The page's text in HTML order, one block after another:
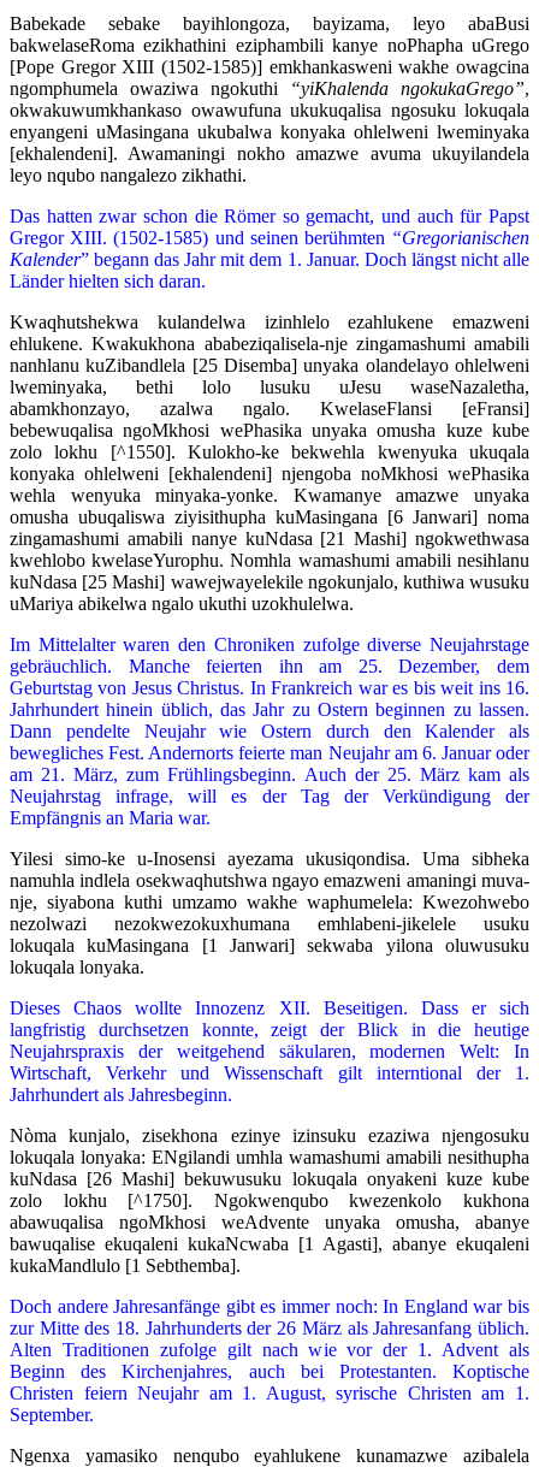
Babekade sebake bayihlongoza, bayizama, leyo abaBusi
bakwelaseRoma ezikhathini eziphambili kanye noPhapha uGrego
[Pope Gregor XIII (1502-1585)] emkhankasweni wakhe owagcina
ngomphumela owaziwa ngokuthi
“yiKhalenda ngokukaGrego”,
okwakuwumkhankaso owawufuna ukukuqalisa ngosuku lokuqala
enyangeni uMasingana ukubalwa konyaka ohlelweni lweminyaka
[ekhalendeni]. Awamaningi nokho amazwe avuma ukuyilandela
leyo nqubo nangalezo zikhathi.
Das hatten zwar schon die Römer so gemacht, und auch für Papst
Gregor XIII. (1502-1585) und seinen berühmten “Gregorianischen
Kalender” begann das Jahr mit dem 1. Januar. Doch längst nicht alle
Länder hielten sich daran.
Kwaqhutshekwa kulandelwa izinhlelo ezahlukene emazweni
ehlukene. Kwakukhona ababeziqalisela-nje zingamashumi amabili
nanhlanu kuZibandlela [25 Disemba] unyaka olandelayo ohlelweni
lweminyaka, bethi lolo lusuku uJesu waseNazaletha,
abamkhonzayo, azalwa ngalo. KwelaseFlansi [eFransi]
bebewuqalisa ngoMkhosi wePhasika unyaka omusha kuze kube
zolo lokhu [^1550]. Kulokho-ke bekwehla kwenyuka ukuqala
konyaka ohlelweni [ekhalendeni] njengoba noMkhosi wePhasika
wehla wenyuka minyaka-yonke. Kwamanye amazwe unyaka
omusha ubuqaliswa ziyisithupha kuMasingana [6 Janwari] noma
zingamashumi amabili nanye kuNdasa [21 Mashi] ngokwethwasa
kwehlobo kwelaseYurophu. Nomhla wamashumi amabili nesihlanu
kuNdasa [25 Mashi] wawejwayelekile ngokunjalo, kuthiwa wusuku
uMariya abikelwa ngalo ukuthi uzokhulelwa.
Im Mittelalter waren den Chroniken zufolge diverse Neujahrstage
gebräuchlich. Manche feierten ihn am 25. Dezember, dem
Geburtstag von Jesus Christus. In Frankreich war es bis weit ins 16.
Jahrhundert hinein üblich, das Jahr zu Ostern beginnen zu lassen.
Dann pendelte Neujahr wie Ostern durch den Kalender als
bewegliches Fest. Andernorts feierte man Neujahr am 6. Januar oder
am 21. März, zum Frühlingsbeginn. Auch der 25. März kam als
Neujahrstag infrage, will es der Tag der Verkündigung der
Empfängnis an Maria war.
Yilesi simo-ke u-Inosensi ayezama ukusiqondisa. Uma sibheka
namuhla indlela osekwaqhutshwa ngayo emazweni amaningi muva-
nje, siyabona kuthi umzamo wakhe waphumelela: Kwezohwebo
nezolwazi nezokwezokuxhumana emhlabeni-jikelele usuku
lokuqala kuMasingana [1 Janwari] sekwaba yilona oluwusuku
lokuqala lonyaka.
Dieses Chaos wollte Innozenz XII. Beseitigen. Dass er sich
langfristig durchsetzen konnte, zeigt der Blick in die heutige
Neujahrspraxis der weitgehend säkularen, modernen Welt: In
Wirtschaft, Verkehr und Wissenschaft gilt interntional der 1.
Jahrhundert als Jahresbeginn.
Nòma kunjalo, zisekhona ezinye izinsuku ezaziwa njengosuku
lokuqala lonyaka: ENgilandi umhla wamashumi amabili nesithupha
kuNdasa [26 Mashi] bekuwusuku lokuqala onyakeni kuze kube
zolo lokhu [^1750]. Ngokwenqubo kwezenkolo kukhona
abawuqalisa ngoMkhosi weAdvente unyaka omusha, abanye
bawuqalise ekuqaleni kukaNcwaba [1 Agasti], abanye ekuqaleni
kukaMandlulo [1 Sebthemba].
Doch andere Jahresanfänge gibt es immer noch: In England war bis
zur Mitte des 18. Jahrhunderts der 26 März als Jahresanfang üblich.
Alten Traditionen zufolge gilt nach wie vor der 1. Advent als
Beginn des Kirchenjahres, auch bei Protestanten. Koptische
Christen feiern Neujahr am 1. August, syrische Christen am 1.
September.
Ngenxa yamasiko nenqubo eyahlukene kunamazwe azibalela